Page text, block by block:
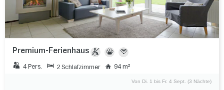
Premium-Ferienhaus
4 Pers. 2 Schlafzimmer 94 m²
Von Di. 1 bis Fr. 4 Sept. (3 Nächte)